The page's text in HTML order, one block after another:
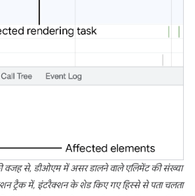
वजह से, डीओएम में असर डालने वाले एलिमेंट की संख्या
ट्रैक में, इंटरैक्शन के शेड किए गए हिस्से से पता चलता